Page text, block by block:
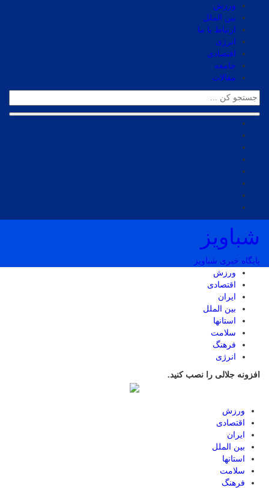
ورزش
بین الملل
ارتباط با ما
انرژی
اقتصادی
جامعه
مقالات
شباویز
پایگاه خبری شباویز
ورزش
اقتصادی
ایران
بین الملل
استانها
سلامت
فرهنگ
انرژی
افزونه جلالی را نصب کنید.
ورزش
اقتصادی
ایران
بین الملل
استانها
سلامت
فرهنگ